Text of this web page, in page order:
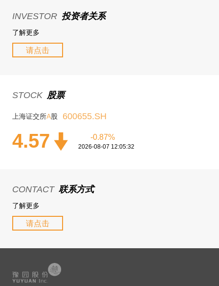
INVESTOR 投资者关系
了解更多
请点击
STOCK 股票
上海证交所A股 600655.SH
4.57 -0.87%
2026-08-07 12:05:32
CONTACT 联系方式
了解更多
请点击